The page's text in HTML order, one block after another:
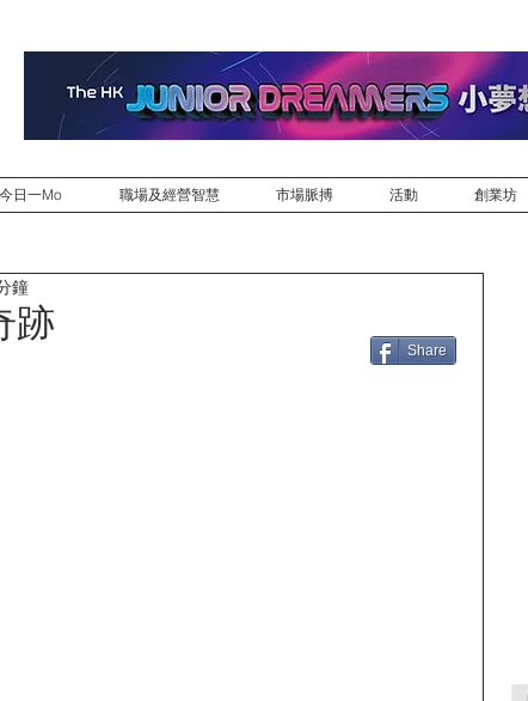
今日一Mo 職場及經營智慧 市場脈搏 活動 創業坊
跡
鐘
Share